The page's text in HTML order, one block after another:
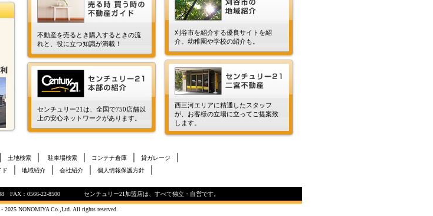
不動産を売るとき購入するときの流
れと、役に立つ知識が満載！
センチュリー21は、全国で750店舗以
上の安心ネットワークがあります。
刈谷市を紹介する優良サイトを紹
介。幼稚園や学校の紹介も。
西三河エリアに精通したスタッフ
が、お客様の立場に立ってご提案致
します。
土地検索 駐車場検索 コンテナ倉庫 貸ガレージ
ド 地域紹介 会社紹介 個人情報保護方針
FAX：0566-22-8500 センチュリー21加盟店は、すべて独立・自営です。
2025 NONOMIYA Co.,Ltd. All rights reserved.